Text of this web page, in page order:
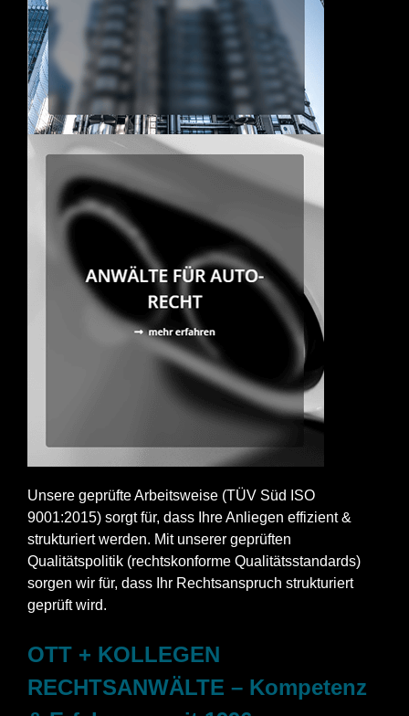
Unsere geprüfte Arbeitsweise (TÜV Süd ISO
9001:2015) sorgt für, dass Ihre Anliegen effizient &
strukturiert werden. Mit unserer geprüften
Qualitätspolitik (rechtskonforme Qualitätsstandards)
sorgen wir für, dass Ihr Rechtsanspruch strukturiert
geprüft wird.
OTT + KOLLEGEN
RECHTSANWÄLTE – Kompetenz